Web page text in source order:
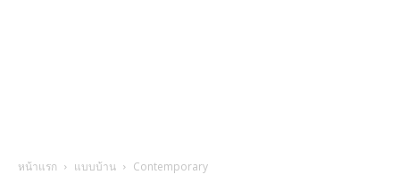
หน้าแรก แบบบ้าน Contemporary